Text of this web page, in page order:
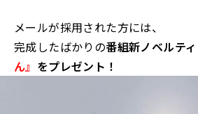
メールが採用された方には、
完成したばかりの番組新ノベルティ
ん』 をプレゼント！